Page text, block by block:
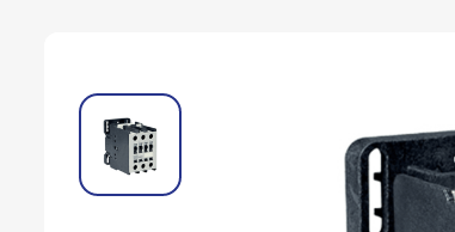
6º fita
7º dps
8 caixa